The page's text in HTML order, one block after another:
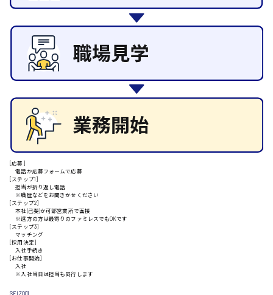
施設管理・整備
清掃
施工管理
自動車整備士
東広島市
安芸高田市
山県郡
安芸太田町
安芸郡
山口県
日給9000円～
日給10000円以上
[応募]
電話か応募フォームで応募
[ステップ1]
担当が折り返し電話
※職歴などをお聞きかせください
[ステップ2]
本社(己斐)か可部営業所で面接
※遠方の方は最寄りのファミレスでもOKです
[ステップ3]
マッチング
[採用決定]
入社手続き
[お仕事開始]
入社
※入社当日は担当も同行します
SEIZO01